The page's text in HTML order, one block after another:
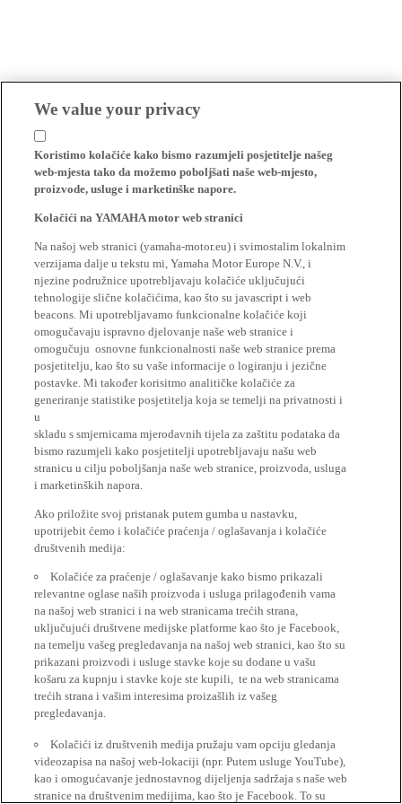
We value your privacy
Koristimo kolačiće kako bismo razumjeli posjetitelje našeg
web-mjesta tako da možemo poboljšati naše web-mjesto,
proizvode, usluge i marketinške napore.
Kolačići na YAMAHA motor web stranici
Na našoj web stranici (yamaha-motor.eu) i svimostalim lokalnim
verzijama dalje u tekstu mi, Yamaha Motor Europe N.V., i
njezine podružnice upotrebljavaju kolačiće uključujući
tehnologije slične kolačićima, kao što su javascript i web
beacons. Mi upotrebljavamo funkcionalne kolačiće koji
omogučavaju ispravno djelovanje naše web stranice i
omogučuju osnovne funkcionalnosti naše web stranice prema
posjetitelju, kao što su vaše informacije o logiranju i jezične
postavke. Mi također korisitmo analitičke kolačiće za
generiranje statistike posjetitelja koja se temelji na privatnosti i
u
skladu s smjernicama mjerodavnih tijela za zaštitu podataka da
bismo razumjeli kako posjetitelji upotrebljavaju našu web
stranicu u cilju poboljšanja naše web stranice, proizvoda, usluga
i marketinških napora.
Ako priložite svoj pristanak putem gumba u nastavku,
upotrijebit ćemo i kolačiće praćenja / oglašavanja i kolačiće
društvenih medija:
Kolačiće za praćenje / oglašavanje kako bismo prikazali
relevantne oglase naših proizvoda i usluga prilagođenih vama
na našoj web stranici i na web stranicama trećih strana,
uključujući društvene medijske platforme kao što je Facebook,
na temelju vašeg pregledavanja na našoj web stranici, kao što su
prikazani proizvodi i usluge stavke koje su dodane u vašu
košaru za kupnju i stavke koje ste kupili, te na web stranicama
trećih strana i vašim interesima proizašlih iz vašeg
pregledavanja.
Kolačići iz društvenih medija pružaju vam opciju gledanja
videozapisa na našoj web-lokaciji (npr. Putem usluge YouTube),
kao i omogućavanje jednostavnog dijeljenja sadržaja s naše web
stranice na društvenim medijima, kao što je Facebook. To su